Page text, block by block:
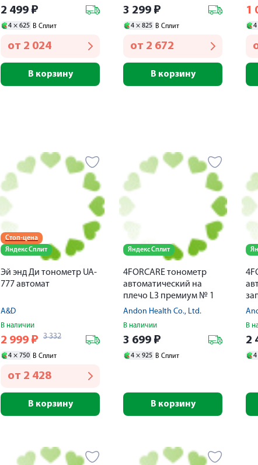
2 499 ₽
4 × 625 В Сплит
от 2 024
В корзину
3 299 ₽
4 × 825 В Сплит
от 2 672
В корзину
1
4
Стоп-цена
Яндекс Сплит
Эй энд Ди тонометр UA-
777 автомат
A&D
В наличии
2 999 ₽ 3 332
4 × 750 В Сплит
от 2 428
В корзину
Яндекс Сплит
4FORCARE тонометр
автоматический на
плечо L3 премиум № 1
Andon Health Co., Ltd.
В наличии
3 699 ₽
4 × 925 В Сплит
В корзину
1
В
2
4